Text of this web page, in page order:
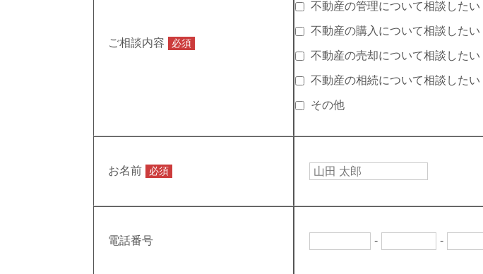
ご相談内容 必須
不動産の管理について相談したい
不動産の購入について相談したい
不動産の売却について相談したい
不動産の相続について相談したい
その他
お名前 必須
電話番号 - -